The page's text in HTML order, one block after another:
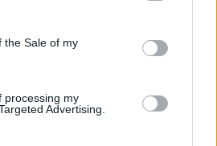
the Sale of my
processing my
Advertising.
fichier plugin.dat